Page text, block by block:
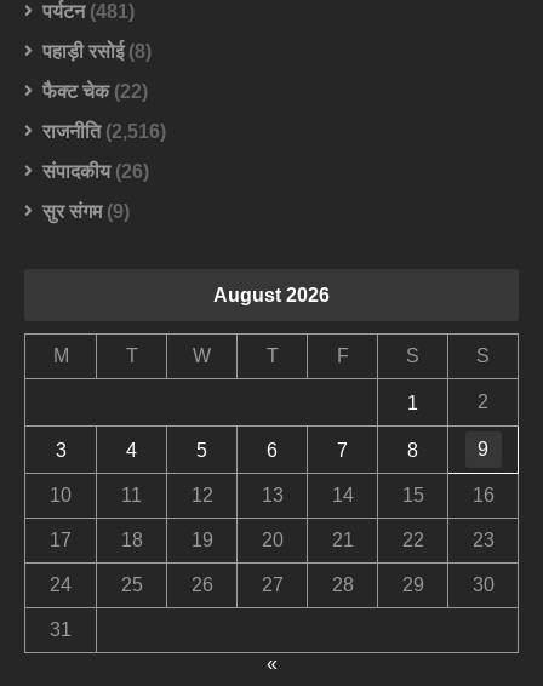
पर्यटन(481)
पहाड़ी रसोई(8)
फैक्ट चेक(22)
राजनीति(2,516)
संपादकीय(26)
सुर संगम(9)
August 2026
M T W T F S S
1 2
3 4 5 6 7 8 9
10 11 12 13 14 15 16
17 18 19 20 21 22 23
24 25 26 27 28 29 30
31
«